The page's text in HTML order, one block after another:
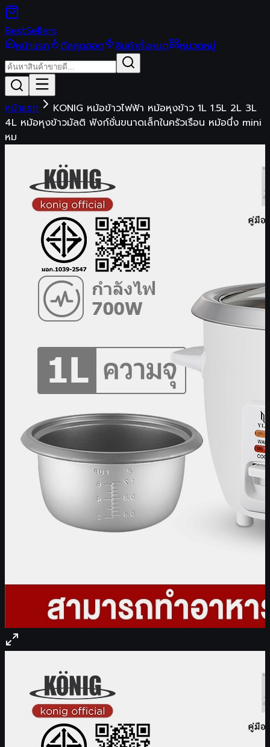
BestSellers
หน้าแรก
ดีลสุดฮอต สินค้าทั้งหมด หมวดหมู่
หน้าแรก
KONIG หม้อข้าวไฟฟ้า หม้อหุงข้าว 1L 1.5L 2L 3L
4L หม้อหุงข้าวมัลติ ฟังก์ชั่นขนาดเล็กในครัวเรือน หม้อนึ่ง mini
หม